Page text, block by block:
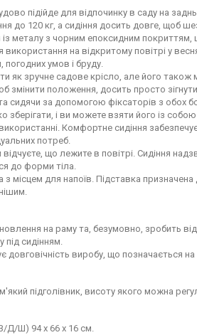
підійде для відпочинку в саду на
до 120 кг, а сидіння досить довге, щоб
металу з чорним епоксидним покриттям,
на відкритому повітрі у
погодних умов і бруду.
як зручне садове крісло, але його
змінити положення, досить просто
сидячи за допомогою фіксаторів з обох
і ви можете взяти його із собою
Комфортне сидіння
потреб.
що лежите в повітрі. Сидіння
до форми тіла.
з місцем для напоїв. Підставка
на раму та, безумовно, зробить
сидінням.
довговічність виробу, що позначається
підголівник, висоту якого можна
Д/Ш) 94 x 66 x 16 см.